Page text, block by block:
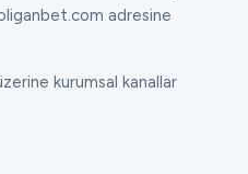
adresine
kurumsal kanallar